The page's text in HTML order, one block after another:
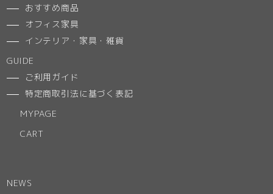
おすすめ商品
オフィス家具
インテリア・家具・雑貨
GUIDE
ご利用ガイド
特定商取引法に基づく表記
MYPAGE
CART
NEWS